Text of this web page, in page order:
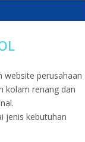
website perusahaan
kolam renang dan
jenis kebutuhan